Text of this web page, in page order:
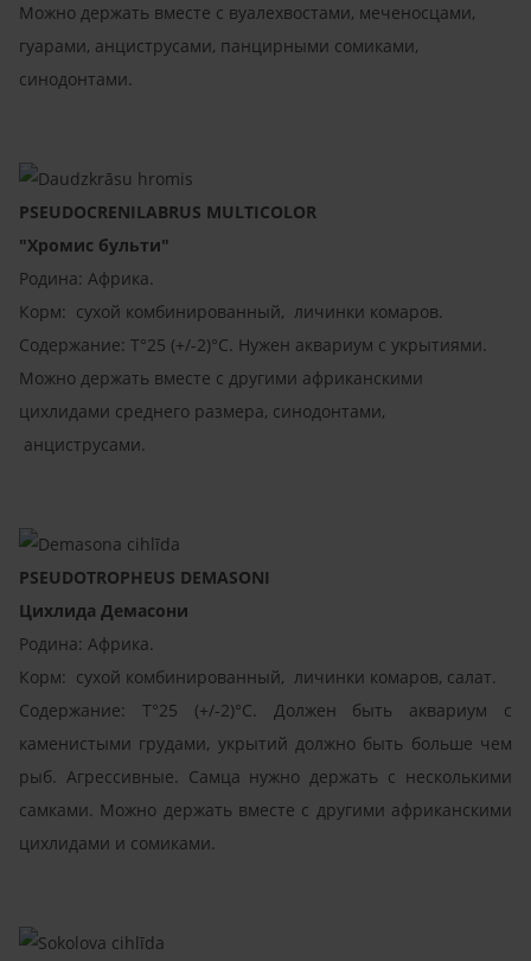
Можно держать вместе с вуалехвостами, меченосцами,
гуарами, анциструсами, панцирными сомиками,
синодонтами.
PSEUDOCRENILABRUS MULTICOLOR
"Хромис бульти"
Родина: Африка.
Корм: сухой комбинированный, личинки комаров.
Содержание: T°25 (+/-2)°C. Нужен аквариум с укрытиями.
Можно держать вместе с другими африканскими
цихлидами среднего размера, синодонтами,
анциструсами.
PSEUDOTROPHEUS DEMASONI
Цихлида Демасони
Родина: Африка.
Корм: сухой комбинированный, личинки комаров, салат.
Содержание: T°25 (+/-2)°C. Должен быть аквариум с
каменистыми грудами, укрытий должно быть больше чем
рыб. Агрессивные. Самца нужно держать с несколькими
самками. Можно держать вместе с другими африканскими
цихлидами и сомиками.